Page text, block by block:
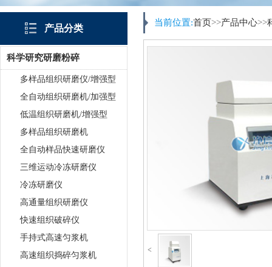
产品分类
科学研究研磨粉碎
多样品组织研磨仪/增强型
全自动组织研磨机/加强型
低温组织研磨机/增强型
多样品组织研磨机
全自动样品快速研磨仪
三维运动冷冻研磨仪
冷冻研磨仪
高通量组织研磨仪
快速组织破碎仪
手持式高速匀浆机
高速组织捣碎匀浆机
当前位置:首页>>产品中心>>
<